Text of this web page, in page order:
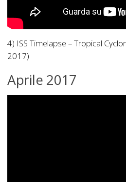
4) ISS Timelapse – Tropical
2017)
Aprile 2017